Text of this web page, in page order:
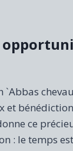
`Abbas
et
ce
: le temps